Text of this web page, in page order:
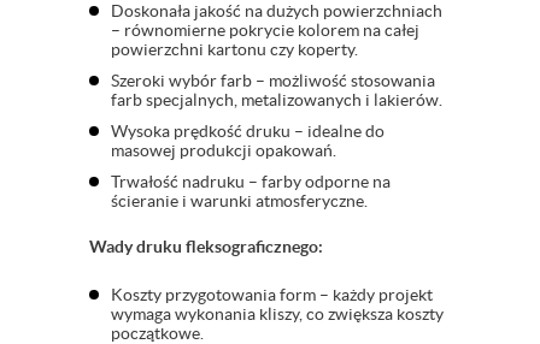
Doskonała jakość na dużych powierzchniach
– równomierne pokrycie kolorem na całej
powierzchni kartonu czy koperty.
Szeroki wybór farb – możliwość stosowania
farb specjalnych, metalizowanych i lakierów.
Wysoka prędkość druku – idealne do
masowej produkcji opakowań.
Trwałość nadruku – farby odporne na
ścieranie i warunki atmosferyczne.
Wady druku fleksograficznego:
Koszty przygotowania form – każdy projekt
wymaga wykonania kliszy, co zwiększa koszty
początkowe.